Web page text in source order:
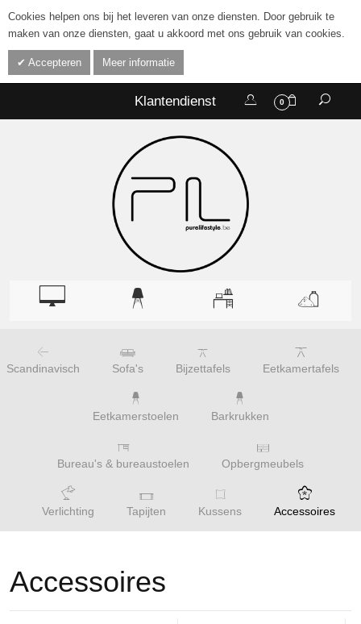
Cookies helpen ons bij het leveren van onze diensten. Door gebruik te
maken van onze diensten, gaat u akkoord met ons gebruik van cookies.
Accepteren Meer informatie
0
Klantendienst
Scandinavisch Sofa's Bijzettafels Eetkamertafels
Eetkamerstoelen Barkrukken
Bureau's & bureaustoelen Opbergmeubels
Verlichting Tapijten Kussens Accessoires
Accessoires